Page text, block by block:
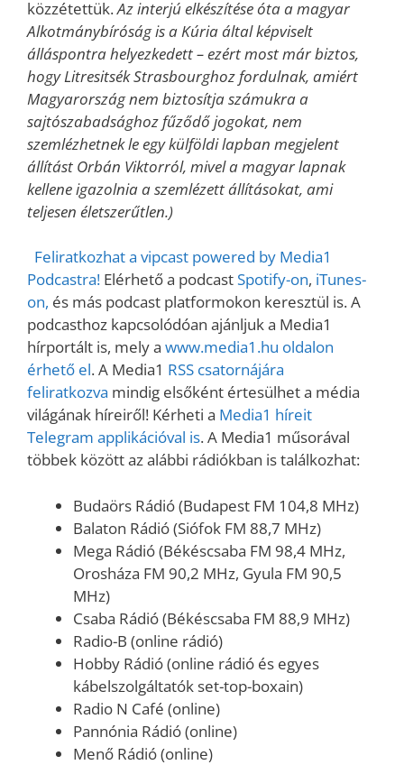
közzétettük.Az interjú elkészítése óta a magyar
Alkotmánybíróság is a Kúria által képviselt
álláspontra helyezkedett – ezért most már biztos,
hogy Litresitsék Strasbourghoz fordulnak, amiért
Magyarország nem biztosítja számukra a
sajtószabadsághoz fűződő jogokat, nem
szemlézhetnek le egy külföldi lapban megjelent
állítást Orbán Viktorról, mivel a magyar lapnak
kellene igazolnia a szemlézett állításokat, ami
teljesen életszerűtlen.)
Feliratkozhat a vipcast powered by Media1
Podcastra! Elérhető a podcastSpotify-on, iTunes-
on, és más podcast platformokon keresztül is. A
podcasthoz kapcsolódóan ajánljuk a Media1
hírportált is, mely a www.media1.hu oldalon
érhető el. A Media1 RSS csatornájára
feliratkozva mindig elsőként értesülhet a média
világának híreiről! Kérheti a Media1 híreit
Telegram applikációval is. A Media1 műsorával
többek között az alábbi rádiókban is találkozhat:
Budaörs Rádió (Budapest FM 104,8 MHz)
Balaton Rádió (Siófok FM 88,7 MHz)
Mega Rádió (Békéscsaba FM 98,4 MHz,
Orosháza FM 90,2 MHz, Gyula FM 90,5
MHz)
Csaba Rádió (Békéscsaba FM 88,9 MHz)
Radio-B (online rádió)
Hobby Rádió (online rádió és egyes
kábelszolgáltatók set-top-boxain)
Radio N Café (online)
Pannónia Rádió (online)
Menő Rádió (online)